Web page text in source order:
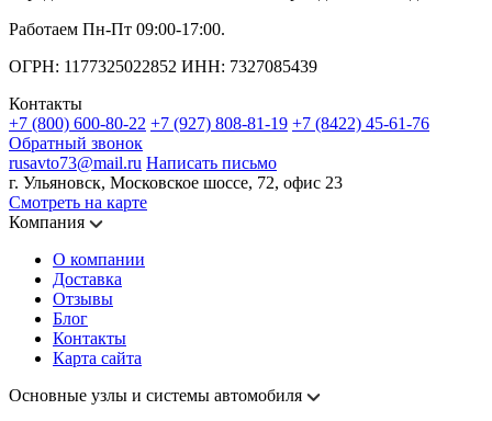
Работаем Пн-Пт 09:00-17:00.
ОГРН: 1177325022852 ИНН: 7327085439
Контакты
+7 (800) 600-80-22 +7 (927) 808-81-19 +7 (8422) 45-61-76
Обратный звонок
rusavto73@mail.ru Написать письмо
г. Ульяновск, Московское шоссе, 72, офис 23
Смотреть на карте
Компания
О компании
Доставка
Отзывы
Блог
Контакты
Карта сайта
Основные узлы и системы автомобиля